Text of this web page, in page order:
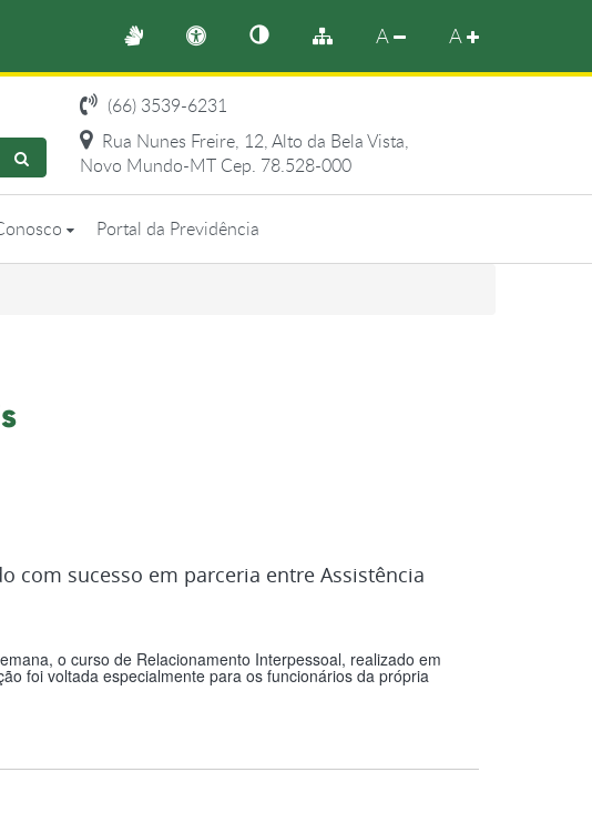
A A
(66) 3539-6231
Rua Nunes Freire, 12, Alto da Bela Vista,
Novo Mundo-MT Cep. 78.528-000
Portal da Previdência
com sucesso em parceria entre Assistência
o curso de Relacionamento Interpessoal, realizado em
foi voltada especialmente para os funcionários da própria